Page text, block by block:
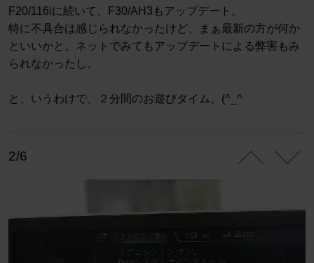
F20/116iに続いて、F30/AH3もアップデート。
特に不具合は感じられなかったけど、まぁ最新の方が何か
といいかと。ネットでみてもアップデートによる弊害もみ
られなかったし。
と、いうわけで、２分間のお遊びタイム。(^_^ゞ
2/6